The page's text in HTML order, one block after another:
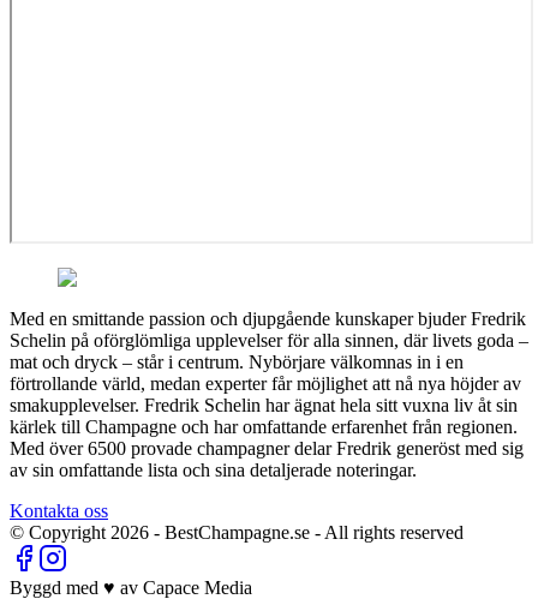
Med en smittande passion och djupgående kunskaper bjuder Fredrik
Schelin på oförglömliga upplevelser för alla sinnen, där livets goda –
mat och dryck – står i centrum. Nybörjare välkomnas in i en
förtrollande värld, medan experter får möjlighet att nå nya höjder av
smakupplevelser. Fredrik Schelin har ägnat hela sitt vuxna liv åt sin
kärlek till Champagne och har omfattande erfarenhet från regionen.
Med över 6500 provade champagner delar Fredrik generöst med sig
av sin omfattande lista och sina detaljerade noteringar.
Kontakta oss
© Copyright 2026 - BestChampagne.se - All rights reserved
Byggd med ♥ av Capace Media